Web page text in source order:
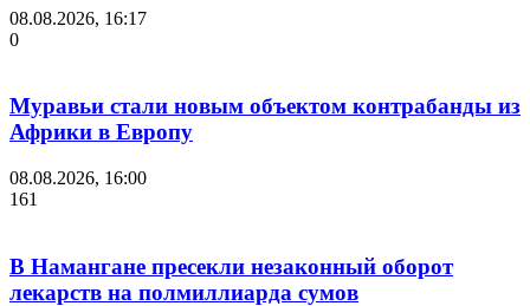
08.08.2026, 16:17
0
Муравьи стали новым объектом контрабанды из
Африки в Европу
08.08.2026, 16:00
161
В Намангане пресекли незаконный оборот
лекарств на полмиллиарда сумов